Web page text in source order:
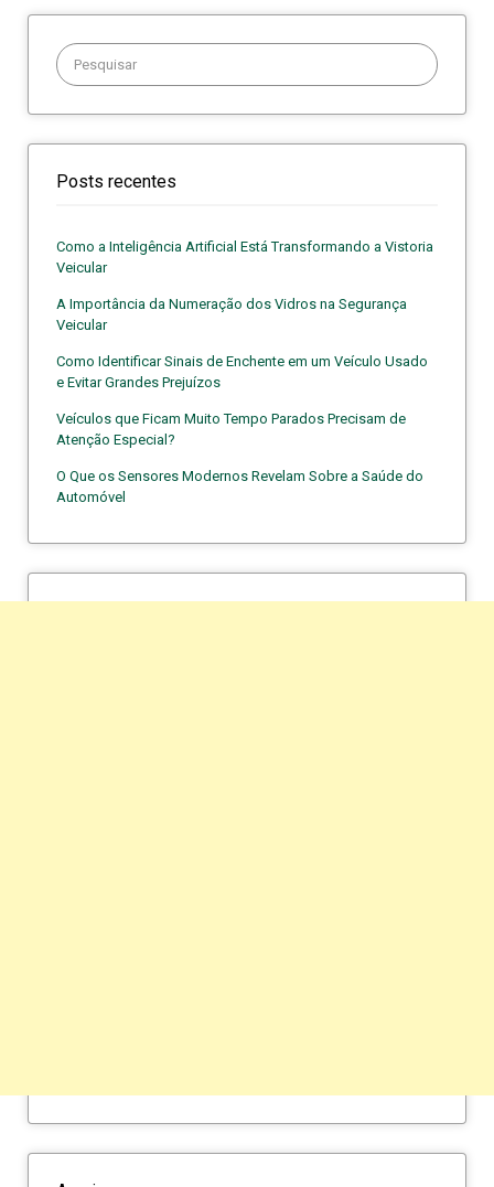
Procurar:
Posts recentes
Como a Inteligência Artificial Está Transformando a Vistoria
Veicular
A Importância da Numeração dos Vidros na Segurança
Veicular
Como Identificar Sinais de Enchente em um Veículo Usado
e Evitar Grandes Prejuízos
Veículos que Ficam Muito Tempo Parados Precisam de
Atenção Especial?
O Que os Sensores Modernos Revelam Sobre a Saúde do
Automóvel